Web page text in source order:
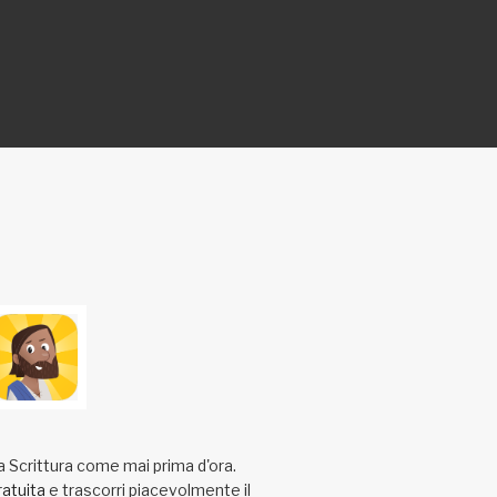
Scrittura come mai prima d'ora.
e trascorri piacevolmente il